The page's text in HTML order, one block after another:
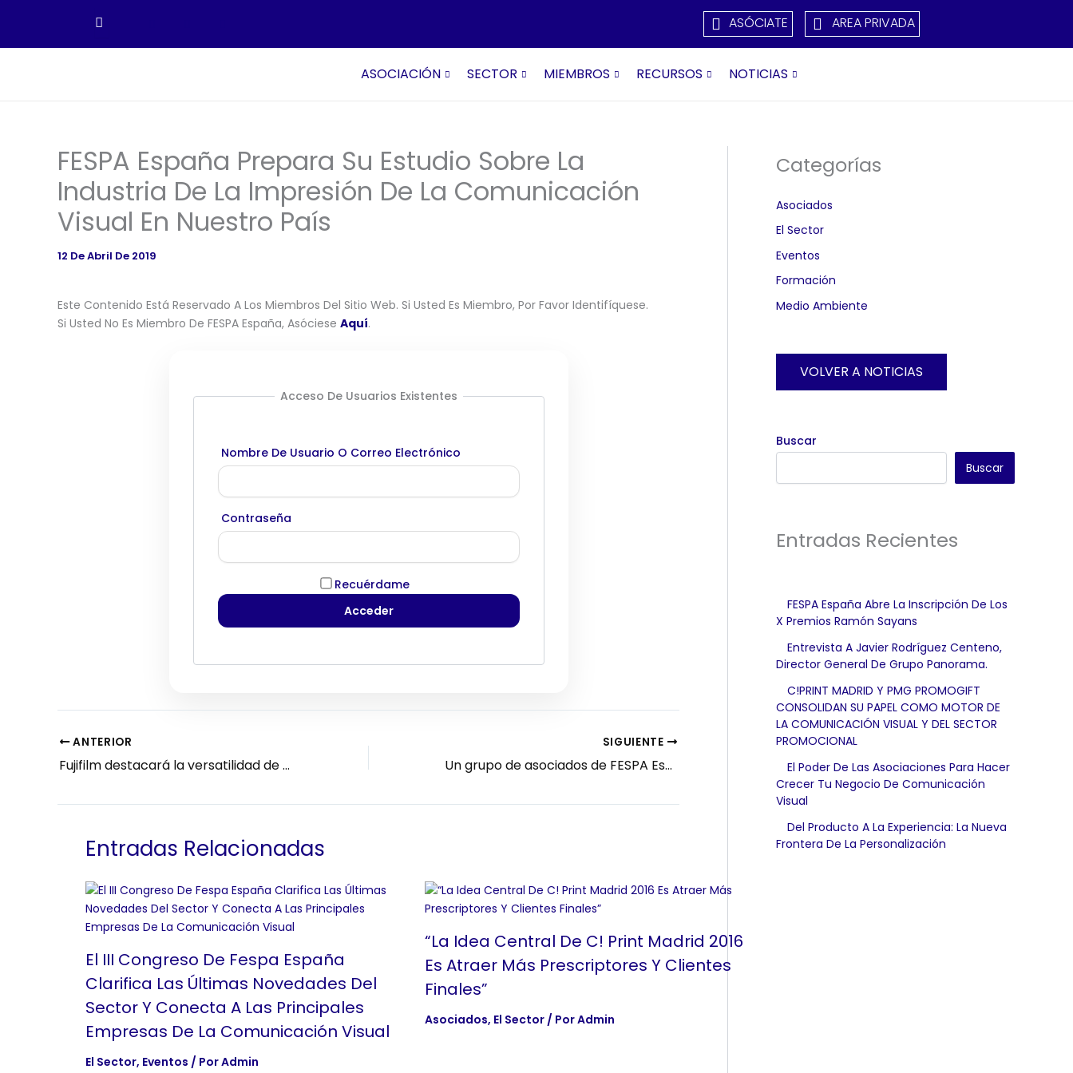
Contenido
ASÓCIATE AREA PRIVADA
ASOCIACIÓN SECTOR MIEMBROS RECURSOS NOTICIAS
FESPA España Prepara Su Estudio Sobre La
Industria De La Impresión De La Comunicación
Visual En Nuestro País
12 De Abril De 2019
Este Contenido Está Reservado A Los Miembros Del Sitio Web. Si Usted Es Miembro, Por Favor Identifíquese.
Si Usted No Es Miembro De FESPA España, Asóciese Aquí.
Acceso De Usuarios Existentes
Nombre De Usuario O Correo Electrónico
Contraseña
Recuérdame
ANTERIOR
Fujifilm destacará la versatilidad de su plataforma Acuity Ultra de formato superancho en FESPA Múnich
SIGUIENTE
Un grupo de asociados de FESPA España visitará FESPA Global Print Expo con el pack de viaje de la asociación
Entradas Relacionadas
El III Congreso De Fespa España
Clarifica Las Últimas Novedades Del
Sector Y Conecta A Las Principales
Empresas De La Comunicación Visual
El Sector, Eventos / PorAdmin
“La Idea Central De C! Print Madrid 2016
Es Atraer Más Prescriptores Y Clientes
Finales”
Asociados, El Sector / PorAdmin
Categorías
Asociados
El Sector
Eventos
Formación
Medio Ambiente
VOLVER A NOTICIAS
Buscar
Buscar
Entradas Recientes
FESPA España Abre La Inscripción De Los
X Premios Ramón Sayans
Entrevista A Javier Rodríguez Centeno,
Director General De Grupo Panorama.
C!PRINT MADRID Y PMG PROMOGIFT
CONSOLIDAN SU PAPEL COMO MOTOR DE
LA COMUNICACIÓN VISUAL Y DEL SECTOR
PROMOCIONAL
El Poder De Las Asociaciones Para Hacer
Crecer Tu Negocio De Comunicación
Visual
Del Producto A La Experiencia: La Nueva
Frontera De La Personalización